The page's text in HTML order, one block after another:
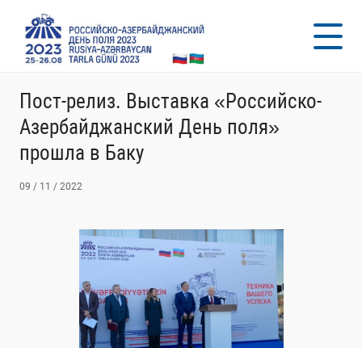
Пост-релиз. Выставка «Российско-
Азербайджанский День поля»
прошла в Баку
09 / 11 / 2022